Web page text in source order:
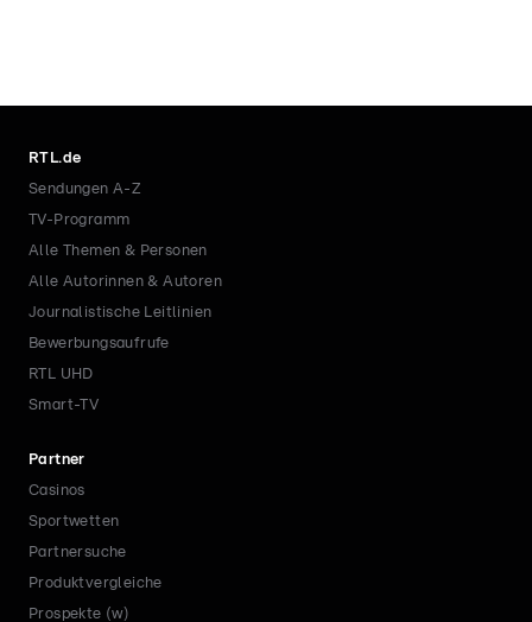
RTL.de
Sendungen A-Z
TV-Programm
Alle Themen & Personen
Alle Autorinnen & Autoren
Journalistische Leitlinien
Bewerbungsaufrufe
RTL UHD
Smart-TV
Partner
Casinos
Sportwetten
Partnersuche
Produktvergleiche
Prospekte (w)